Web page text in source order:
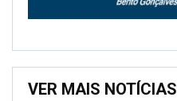
VER MAIS NOTÍCIAS